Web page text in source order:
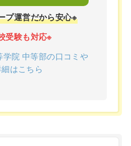
プ運営だから安心※
受験も対応※
院 中等部の口コミや
はこちら